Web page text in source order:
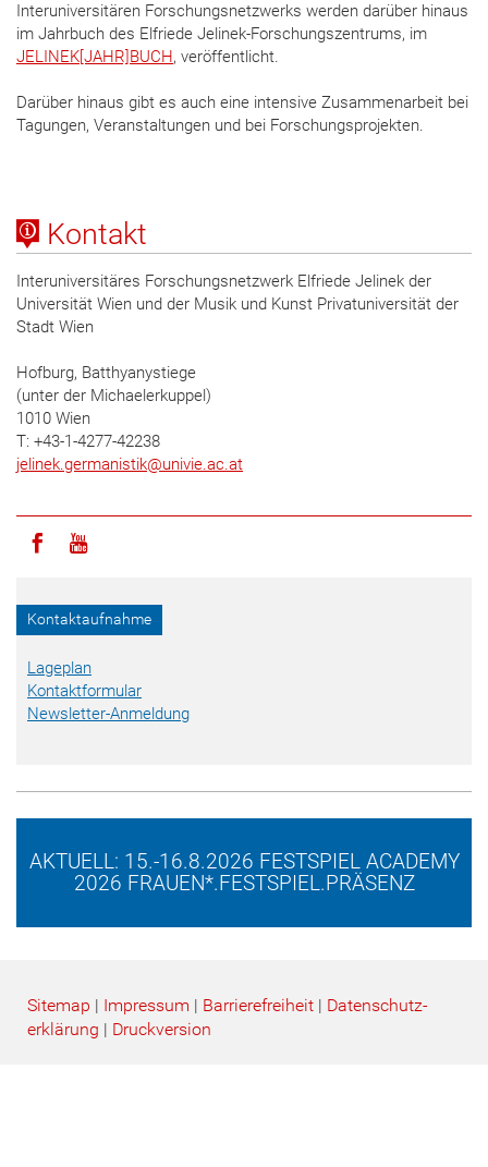
Interuniversitären Forschungsnetzwerks werden darüber hinaus
im Jahrbuch des Elfriede Jelinek-Forschungszentrums, im
JELINEK[JAHR]BUCH, veröffentlicht.
Darüber hinaus gibt es auch eine intensive Zusammenarbeit bei
Tagungen, Veranstaltungen und bei Forschungsprojekten.
Kontakt
Interuniversitäres Forschungsnetzwerk Elfriede Jelinek der
Universität Wien und der Musik und Kunst Privatuniversität der
Stadt Wien
Hofburg, Batthyanystiege
(unter der Michaelerkuppel)
1010 Wien
T: +43-1-4277-42238
jelinek.germanistik@univie.ac.at
Icon facebook
Icon youtube
Kontaktaufnahme
Lageplan
Kontaktformular
Newsletter-Anmeldung
AKTUELL: 15.-16.8.2026 FESTSPIEL ACADEMY
2026 FRAUEN*.FESTSPIEL.PRÄSENZ
Sitemap | Impressum | Barrierefreiheit | Datenschutz­
erklärung | Druckversion